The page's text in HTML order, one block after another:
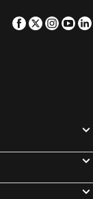
Facebook
Twitter